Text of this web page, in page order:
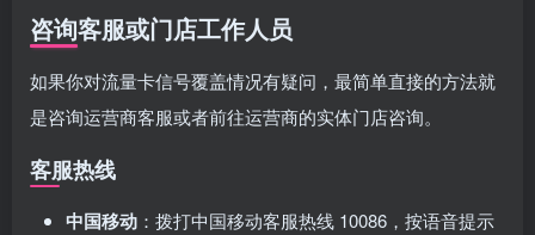
咨询客服或门店工作人员
如果你对流量卡信号覆盖情况有疑问，最简单直接的方法就
是咨询运营商客服或者前往运营商的实体门店咨询。
客服热线
中国移动 ：拨打中国移动客服热线 10086，按语音提示